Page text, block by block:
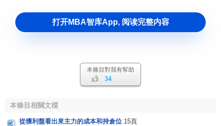
打开MBA智库App, 阅读完整内容
本條目對我有幫助
34
本條目相關文檔
從獲利盤看出來主力的成本和持倉位 15頁